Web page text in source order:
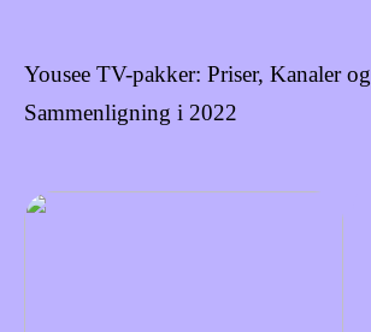
Yousee TV-pakker: Priser, Kanaler og
Sammenligning i 2022